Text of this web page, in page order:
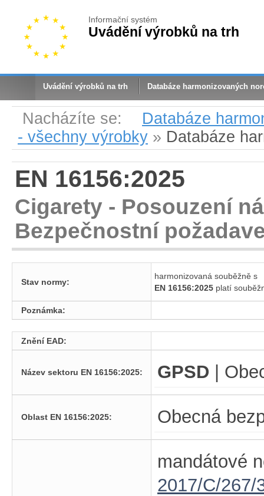
Informační systém
Uvádění výrobků na trh
Uvádění výrobků na trh Databáze harmonizovaných
Nacházíte se:
Databáze
- všechny výrobky » Databáze
EN 16156:2025
Cigarety - Posouzení
Bezpečnostní
Stav normy:
harmonizovaná souběžně s
EN 16156:2025 platí
Poznámka:
Znění EAD:
Název sektoru EN 16156:2025: GPSD |
Oblast EN 16156:2025: Obecná
mandátové
2017/C/267/